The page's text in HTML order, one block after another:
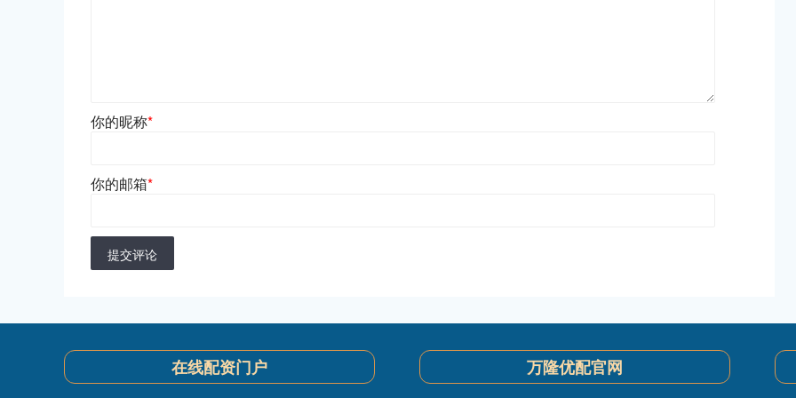
你的昵称*
你的邮箱*
提交评论
在线配资门户 万隆优配官网